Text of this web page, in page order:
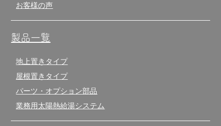
お客様の声
製品一覧
地上置きタイプ
屋根置きタイプ
パーツ・オプション部品
業務用太陽熱給湯システム